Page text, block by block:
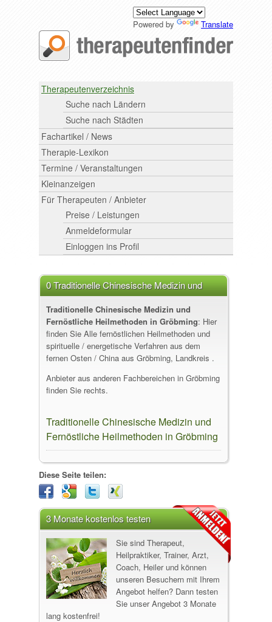
Powered by Translate
Therapeutenverzeichnis
Suche nach Ländern
Suche nach Städten
Fachartikel / News
Therapie-Lexikon
Termine / Veranstaltungen
Kleinanzeigen
Für Therapeuten / Anbieter
Preise / Leistungen
Anmeldeformular
Einloggen ins Profil
0 Traditionelle Chinesische Medizin und
Fernöstliche Heilmethoden in Gröbming
Traditionelle Chinesische Medizin und
Fernöstliche Heilmethoden in Gröbming: Hier
finden Sie Alle fernöstlichen Heilmethoden und
spirituelle / energetische Verfahren aus dem
fernen Osten / China aus Gröbming, Landkreis .
Anbieter aus anderen Fachbereichen in Gröbming
finden Sie rechts.
Traditionelle Chinesische Medizin und
Fernöstliche Heilmethoden in Gröbming
Diese Seite teilen:
3 Monate kostenlos testen
Sie sind Therapeut,
Heilpraktiker, Trainer, Arzt,
Coach, Heiler und können
unseren Besuchern mit Ihrem
Angebot helfen? Dann testen
Sie unser Angebot 3 Monate
lang kostenfrei!